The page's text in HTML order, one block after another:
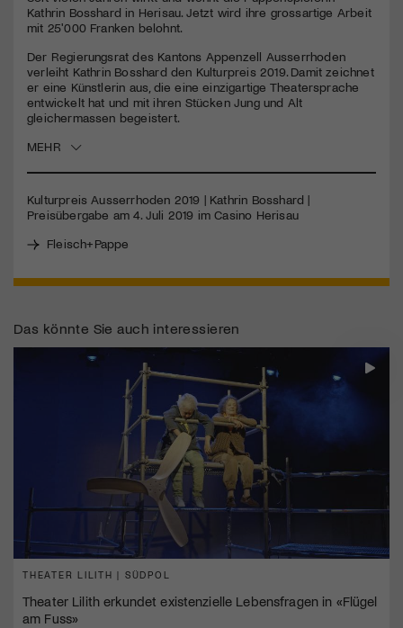
seconds
Kathrin Bosshard in Herisau. Jetzt wird ihre grossartige Arbeit
mit 25'000 Franken belohnt.
Der Regierungsrat des Kantons Appenzell Ausserrhoden
verleiht Kathrin Bosshard den Kulturpreis 2019. Damit zeichnet
er eine Künstlerin aus, die eine einzigartige Theatersprache
entwickelt hat und mit ihren Stücken Jung und Alt
gleichermassen begeistert.
MEHR
Kulturpreis Ausserrhoden 2019 | Kathrin Bosshard |
Preisübergabe am 4. Juli 2019 im Casino Herisau
Fleisch+Pappe
Das könnte Sie auch interessieren
THEATER LILITH | SÜDPOL
Theater Lilith erkundet existenzielle Lebensfragen in «Flügel
am Fuss»